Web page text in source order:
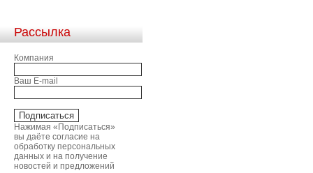
Рассылка
Компания
Ваш E-mail
Нажимая «Подписаться»
вы даёте согласие на
обработку персональных
данных и на получение
новостей и предложений